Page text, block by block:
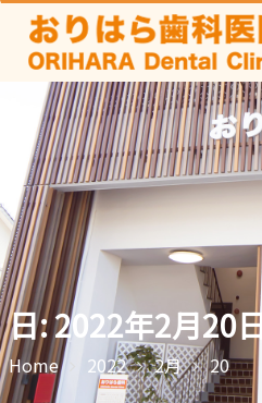
Skip
content
日:2022年2月20日
Home 2022 2月 20